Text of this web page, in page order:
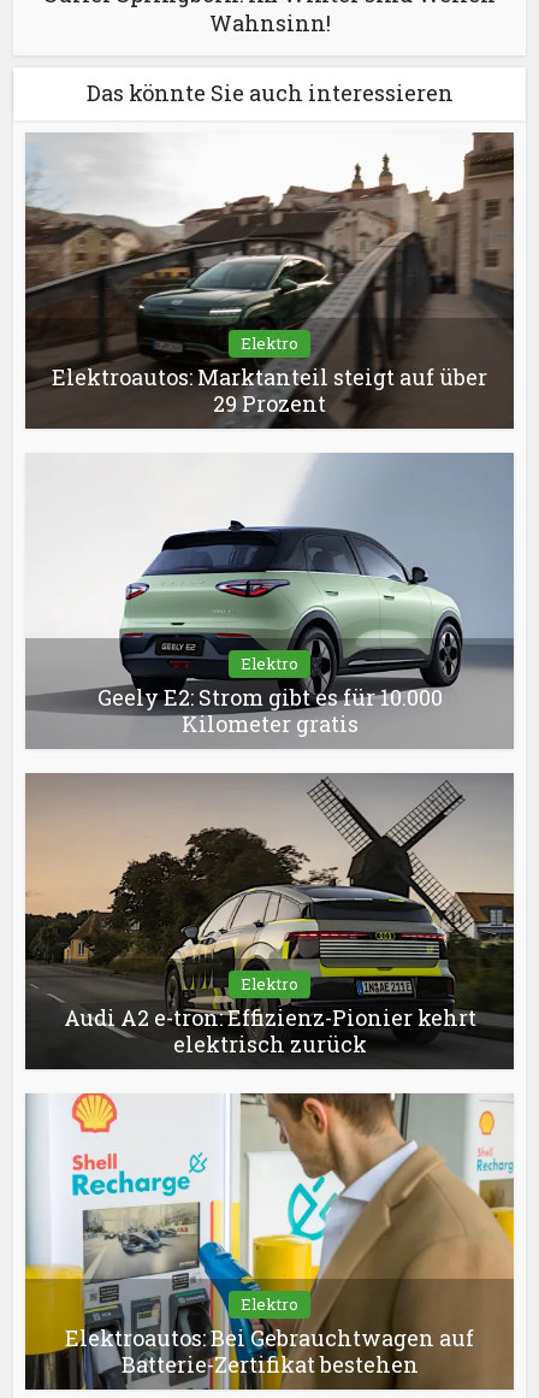
Wahnsinn!
Das könnte Sie auch interessieren
Elektro
Elektroautos: Marktanteil steigt auf über
29 Prozent
Elektro
Geely E2: Strom gibt es für 10.000
Kilometer gratis
Elektro
Audi A2 e-tron: Effizienz-Pionier kehrt
elektrisch zurück
Elektro
Elektroautos: Bei Gebrauchtwagen auf
Batterie-Zertifikat bestehen